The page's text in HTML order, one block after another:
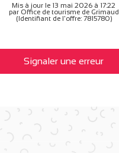
Mis à jour le 13 mai 2026 à 17:22
par Office de tourisme de Grimaud
(Identifiant de l'offre: 7815780)
Signaler une erreur